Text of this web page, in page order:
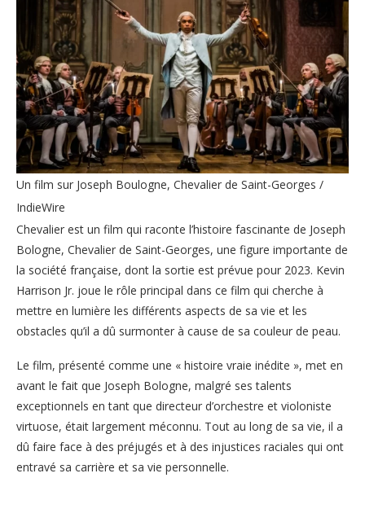
Un film sur Joseph Boulogne, Chevalier de Saint-Georges /
IndieWire
Chevalier est un film qui raconte l’histoire fascinante de Joseph
Bologne, Chevalier de Saint-Georges, une figure importante de
la société française, dont la sortie est prévue pour 2023. Kevin
Harrison Jr. joue le rôle principal dans ce film qui cherche à
mettre en lumière les différents aspects de sa vie et les
obstacles qu’il a dû surmonter à cause de sa couleur de peau.
Le film, présenté comme une « histoire vraie inédite », met en
avant le fait que Joseph Bologne, malgré ses talents
exceptionnels en tant que directeur d’orchestre et violoniste
virtuose, était largement méconnu. Tout au long de sa vie, il a
dû faire face à des préjugés et à des injustices raciales qui ont
entravé sa carrière et sa vie personnelle.